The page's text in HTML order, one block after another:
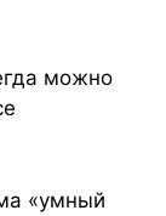
можно
«умный